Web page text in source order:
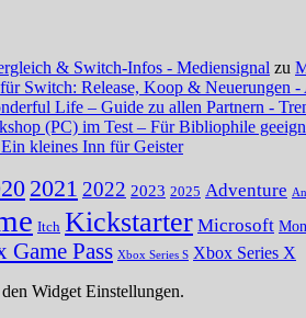
& Switch-Infos - Mediensignal zu
Switch: Release, Koop & Neuerungen
Life – Guide zu allen Partnern -
(PC) im Test – Für Bibliophile
kleines Inn für Geister
2021 2022 2023 2025 Adventure
Itch Kickstarter Microsoft
Game Pass Xbox Series S Xbox Series X
Widget Einstellungen.